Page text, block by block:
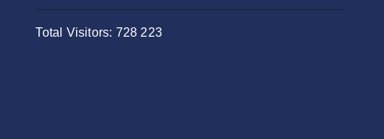
Total Visitors: 728 223